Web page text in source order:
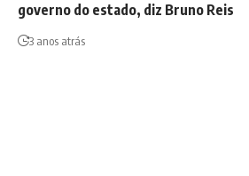
governo do estado, diz Bruno Reis
3 anos atrás